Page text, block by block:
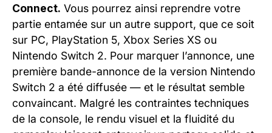
Connect. Vous pourrez ainsi reprendre votre
partie entamée sur un autre support, que ce soit
sur PC, PlayStation 5, Xbox Series XS ou
Nintendo Switch 2. Pour marquer l’annonce, une
première bande-annonce de la version Nintendo
Switch 2 a été diffusée — et le résultat semble
convaincant. Malgré les contraintes techniques
de la console, le rendu visuel et la fluidité du